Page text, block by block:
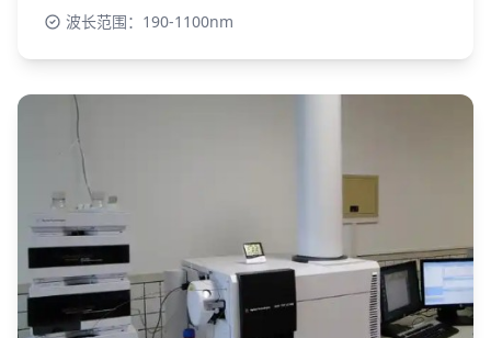
波长范围：190-1100nm